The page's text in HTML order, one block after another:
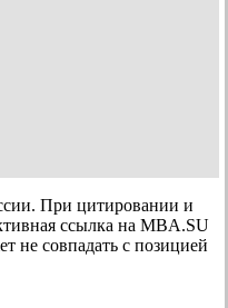
При цитировании и
ссылка на MBA.SU
не совпадать с позицией